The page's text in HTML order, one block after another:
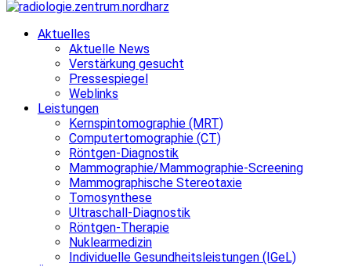
Aktuelles
Aktuelle News
Verstärkung gesucht
Pressespiegel
Weblinks
Leistungen
Kernspintomographie (MRT)
Computertomographie (CT)
Röntgen-Diagnostik
Mammographie/Mammographie-Screening
Mammographische Stereotaxie
Tomosynthese
Ultraschall-Diagnostik
Röntgen-Therapie
Nuklearmedizin
Individuelle Gesundheitsleistungen (IGeL)